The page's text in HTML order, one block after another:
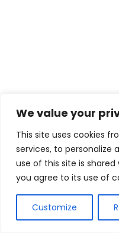
We value your
This site uses cookies
services, to personalize
use of this site is shared
you agree to its use of
Customize